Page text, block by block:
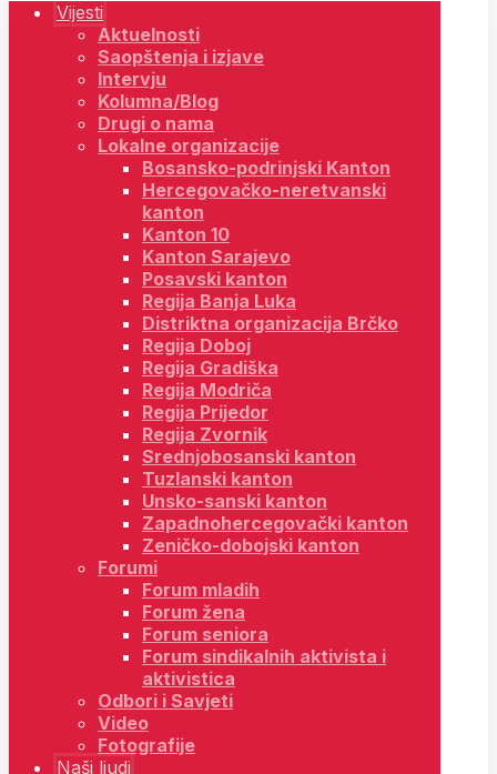
Vijesti
Aktuelnosti
Saopštenja i izjave
Intervju
Kolumna/Blog
Drugi o nama
Lokalne organizacije
Bosansko-podrinjski Kanton
Hercegovačko-neretvanski
kanton
Kanton 10
Kanton Sarajevo
Posavski kanton
Regija Banja Luka
Distriktna organizacija Brčko
Regija Doboj
Regija Gradiška
Regija Modriča
Regija Prijedor
Regija Zvornik
Srednjobosanski kanton
Tuzlanski kanton
Unsko-sanski kanton
Zapadnohercegovački kanton
Zeničko-dobojski kanton
Forumi
Forum mladih
Forum žena
Forum seniora
Forum sindikalnih aktivista i
aktivistica
Odbori i Savjeti
Video
Fotografije
Naši ljudi